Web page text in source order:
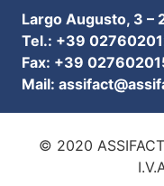
Largo Augusto, 3 –
Tel.: +39
Fax: +39
Mail:
© 2020